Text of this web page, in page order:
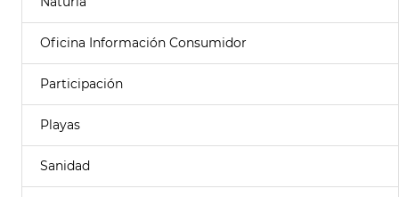
Oficina Información Consumidor
Participación
Playas
Sanidad